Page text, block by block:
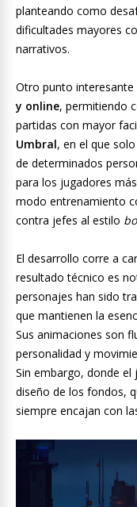
planteando como
dificultades mayores
narrativos.
Otro punto interesante
y online, permitiendo
partidas con mayor
Umbral, en el que
de determinados
para los jugadores
modo entrenamiento
contra jefes al estilo
El desarrollo corre a
resultado técnico es
personajes han sido
que mantienen la
Sus animaciones son
personalidad y
Sin embargo, donde el
diseño de los fondos,
siempre encajan con